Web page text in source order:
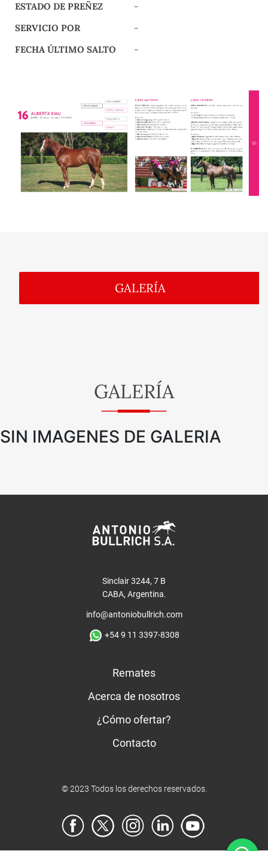
ESTADO DE PREÑEZ
-
SERVICIO POR
-
FECHA ÚLTIMO SALTO
-
GALERÍA
GALERÍA
SIN IMAGENES DE GALERIA
Sinclair 3244, 7 B
CABA, Argentina.
info@antoniobullrich.com
+54 9 11 3397-8308
Remates
Acerca de nosotros
¿Cómo ofertar?
Contacto
© 2023 Todos los derechos reservados.